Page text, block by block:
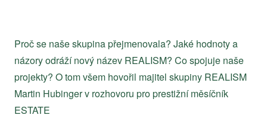
Proč se naše skupina přejmenovala? Jaké hodnoty a
názory odráží nový název REALISM? Co spojuje naše
projekty? O tom všem hovořil majitel skupiny REALISM
Martin Hubinger v rozhovoru pro prestižní měsíčník
ESTATE